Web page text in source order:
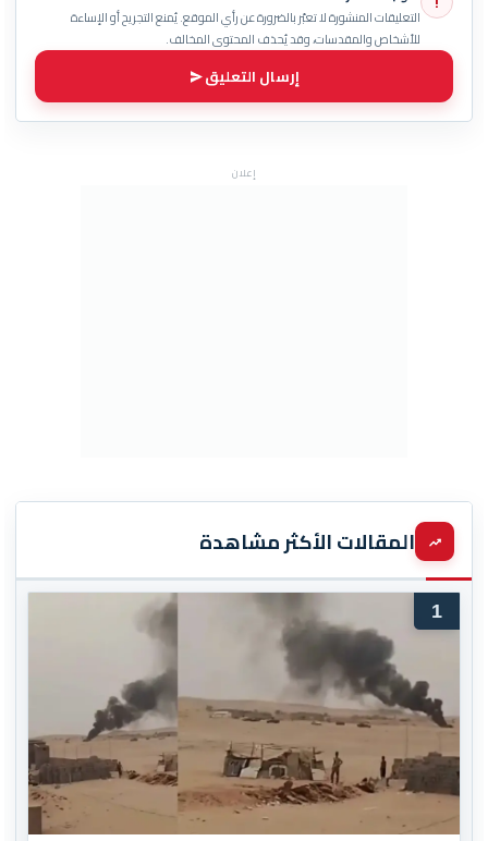
التعليقات المنشورة لا تعبّر بالضرورة عن رأي الموقع. يُمنع التجريح أو الإساءة
للأشخاص والمقدسات، وقد يُحذف المحتوى المخالف.
إرسال التعليق
إعلان
المقالات الأكثر مشاهدة
1